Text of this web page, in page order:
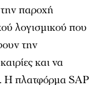
παροχή
λογισµικού που
την
και να
H πλατφόρµα SAP